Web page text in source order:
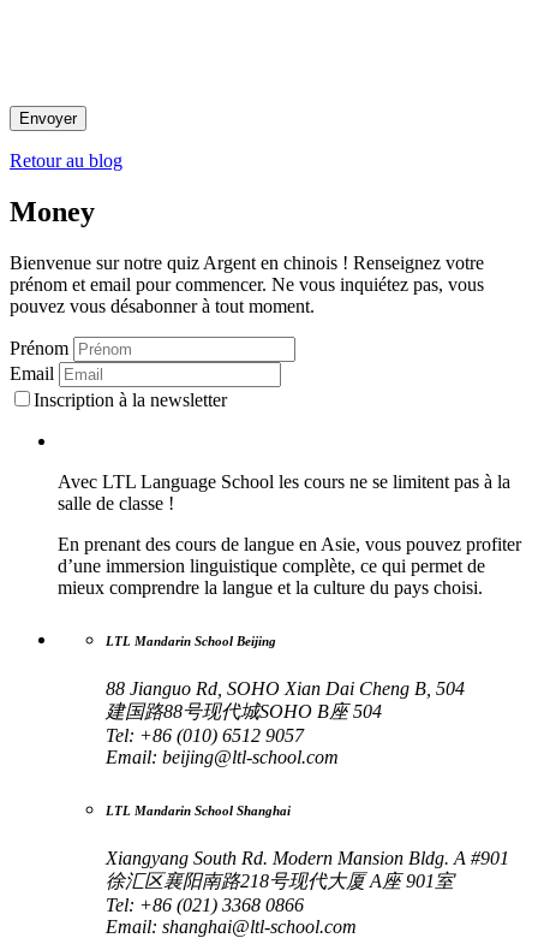
Retour au blog
Money
Bienvenue sur notre quiz Argent en chinois ! Renseignez votre
prénom et email pour commencer. Ne vous inquiétez pas, vous
pouvez vous désabonner à tout moment.
Prénom
Email
Inscription à la newsletter
Avec LTL Language School les cours ne se limitent pas à la
salle de classe !
En prenant des cours de langue en Asie, vous pouvez profiter
d’une immersion linguistique complète, ce qui permet de
mieux comprendre la langue et la culture du pays choisi.
LTL Mandarin School Beijing
88 Jianguo Rd, SOHO Xian Dai Cheng B, 504
建国路88号现代城SOHO B座 504
Tel: +86 (010) 6512 9057
Email: beijing@ltl-school.com
LTL Mandarin School Shanghai
Xiangyang South Rd. Modern Mansion Bldg. A #901
徐汇区襄阳南路218号现代大厦 A座 901室
Tel: +86 (021) 3368 0866
Email: shanghai@ltl-school.com